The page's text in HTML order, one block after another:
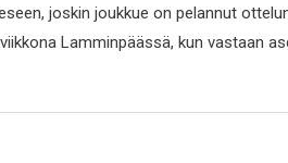
joskin joukkue on pelannut
Lamminpäässä, kun vastaan